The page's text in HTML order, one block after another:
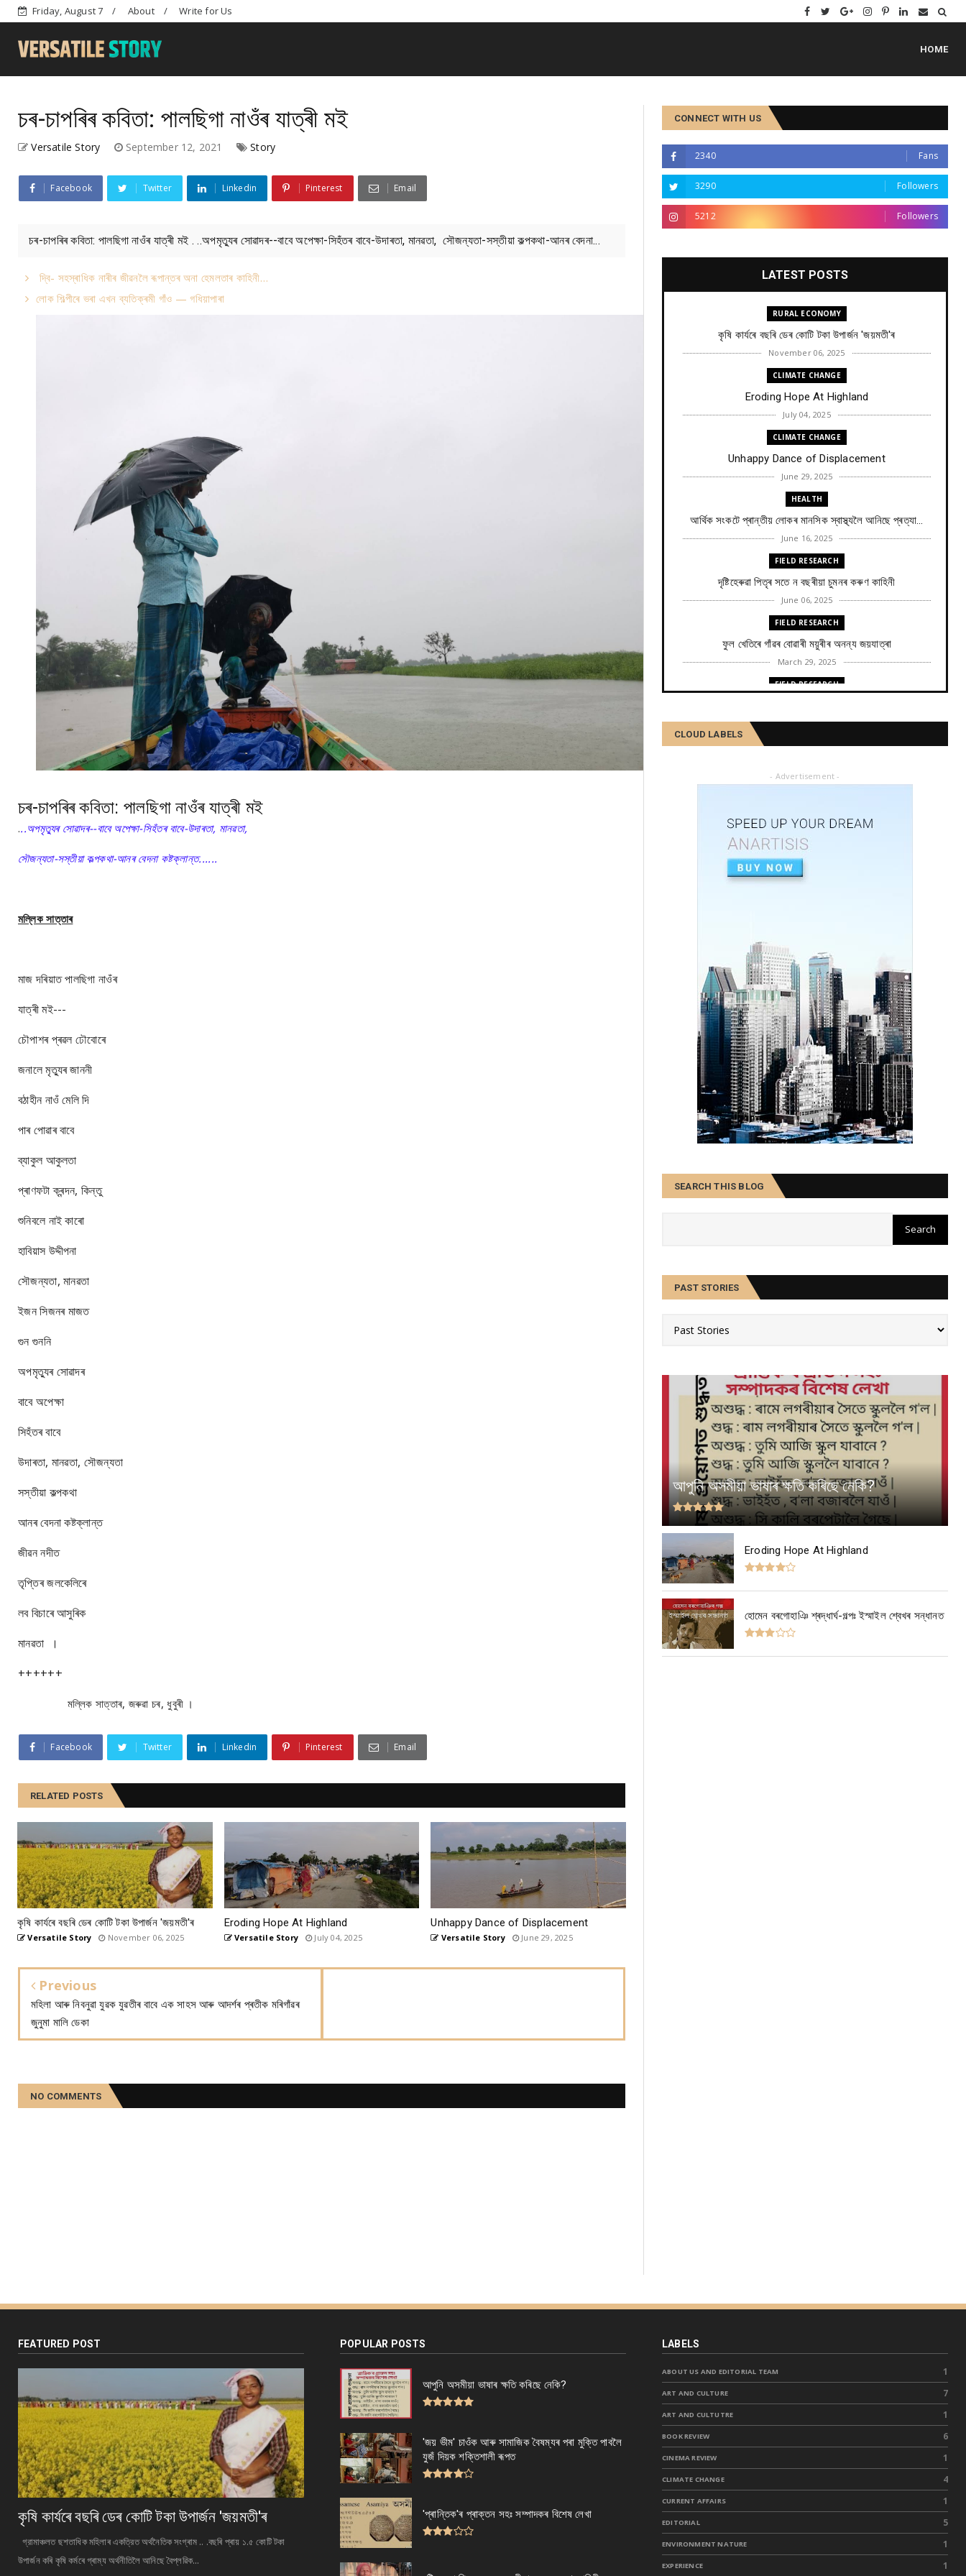
Friday, August 7 About Write for Us
HOME
চৰ-চাপৰিৰ কবিতা: পালছিগা নাওঁৰ যাত্ৰী মই
Versatile Story September 12, 2021 Story
Facebook Twitter Linkedin Pinterest Email
চৰ-চাপৰিৰ কবিতা: পালছিগা নাওঁৰ যাত্ৰী মই . ..অপমৃত্যুৰ সোৱাদৰ--বাবে অপেক্ষা-সিহঁতৰ বাবে-উদাৰতা, মানৱতা, সৌজন্যতা-সস্তীয়া কল্পকথা-আনৰ বেদনা...
দ্বি- সহস্ৰাধিক নাৰীৰ জীৱনলৈ ৰূপান্তৰ অনা হেমলতাৰ কাহিনী…
লোক শিল্পীৰে ভৰা এখন ব্যতিক্ৰমী গাঁও — গধিয়াপাৰা
চৰ-চাপৰিৰ কবিতা: পালছিগা নাওঁৰ যাত্ৰী মই
...অপমৃত্যুৰ সোৱাদৰ--বাবে অপেক্ষা-সিহঁতৰ বাবে-উদাৰতা, মানৱতা,
সৌজন্যতা-সস্তীয়া কল্পকথা-আনৰ বেদনা কষ্টক্লান্ত......
মল্লিক সাত্তাৰ
মাজ দৰিয়াত পালছিগা নাওঁৰ
যাত্ৰী মই---
চৌপাশৰ প্ৰৱল ঢৌবোৰে
জনালে মৃত্যুৰ জাননী
বঠাহীন নাওঁ মেলি দি
পাৰ পোৱাৰ বাবে
ব্যাকুল আকুলতা
প্ৰাণফটা ক্ৰন্দন, কিন্তু
শুনিবলে নাই কাৰো
হাবিয়াস উদ্দীপনা
সৌজন্যতা, মানৱতা
ইজন সিজনৰ মাজত
গুন গুননি
অপমৃত্যুৰ সোৱাদৰ
বাবে অপেক্ষা
সিহঁতৰ বাবে
উদাৰতা, মানৱতা, সৌজন্যতা
সস্তীয়া কল্পকথা
আনৰ বেদনা কষ্টক্লান্ত
জীৱন নদীত
তৃপ্তিৰ জলকেলিৰে
লব বিচাৰে আসুৰিক
মানৱতা ।
++++++
মল্লিক সাত্তাৰ, জৰুৱা চৰ, ধুবুৰী ।
Facebook Twitter Linkedin Pinterest Email
RELATED POSTS
কৃষি কাৰ্যৰে বছৰি ডেৰ কোটি টকা উপার্জন 'জয়মতী'ৰ
Versatile Story November 06, 2025
Eroding Hope At Highland
Versatile Story July 04, 2025
Unhappy Dance of Displacement
Versatile Story June 29, 2025
Previous
মহিলা আৰু নিবনুৱা যুৱক যুৱতীৰ বাবে এক সাহস আৰু আদৰ্শৰ প্ৰতীক মৰিগাঁৱৰ
জুনুমা মালি ডেকা
NO COMMENTS
CONNECT WITH US
2340 Fans
3290 Followers
5212 Followers
LATEST POSTS
RURAL ECONOMY
কৃষি কাৰ্যৰে বছৰি ডেৰ কোটি টকা উপার্জন 'জয়মতী'ৰ
November 06, 2025
CLIMATE CHANGE
Eroding Hope At Highland
July 04, 2025
CLIMATE CHANGE
Unhappy Dance of Displacement
June 29, 2025
HEALTH
আৰ্থিক সংকটে প্ৰান্তীয় লোকৰ মানসিক স্বাস্থ্যলৈ আনিছে প্ৰত্যা...
June 16, 2025
FIELD RESEARCH
দৃষ্টিহেৰুৱা পিতৃৰ সতে ন বছৰীয়া চুমনৰ কৰুণ কাহিনী
June 06, 2025
FIELD RESEARCH
ফুল খেতিৰে গাঁৱৰ বোৱাৰী ময়ুৰীৰ অনন্য জয়যাত্ৰা
March 29, 2025
FIELD RESEARCH
February 27, 2025
FIELD RESEARCH
February 04, 2025
একালৰ উগ্ৰপন্থী কবলিত দূৰ্গম গাঁৱৰ পৰা ৰাষ্ট্ৰীয় পৰ্যায়লৈ ময়...
December 26, 2024
SOCIAL
CLOUD LABELS
- Advertisement -
SEARCH THIS BLOG
PAST STORIES
আপুনি অসমীয়া ভাষাৰ ক্ষতি কৰিছে নেকি?
Eroding Hope At Highland
হোমেন বৰগোহাঞি শ্ৰদ্ধাৰ্ঘ-গল্পঃ ইস্মাইল শ্বেখৰ সন্ধানত
FEATURED POST
কৃষি কাৰ্যৰে বছৰি ডেৰ কোটি টকা উপার্জন 'জয়মতী'ৰ
গ্রামাঞ্চলত ছশতাধিক মহিলাৰ একত্রিত অর্থনৈতিক সংগ্ৰাম .. .বছৰি প্ৰায় ১.৫ কোটি টকা
উপাৰ্জন কৰি কৃষি কৰ্মৰে গ্ৰাম্য অর্থনীতিলৈ আনিছে বৈপ্লৱিক...
POPULAR POSTS
আপুনি অসমীয়া ভাষাৰ ক্ষতি কৰিছে নেকি?
'জয় ভীম' চাওঁক আৰু সামাজিক বৈষম্যৰ পৰা মুক্তি পাবলৈ
যুজঁ দিয়ক শক্তিশালী ৰূপত
'প্ৰান্তিক'ৰ প্ৰাক্তন সহঃ সম্পাদকৰ বিশেষ লেখা
LABELS
ABOUT US AND EDITORIAL TEAM 1
ART AND CULTURE 7
ART AND CULTUTRE 1
BOOK REVIEW 6
CINEMA REVIEW 1
CLIMATE CHANGE 4
CURRENT AFFAIRS 1
EDITORIAL 5
ENVIRONMENT NATURE 1
EXPERIENCE 1